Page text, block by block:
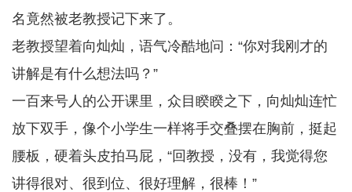
名竟然被老教授记下来了。
老教授望着向灿灿，语气冷酷地问：“你对我刚才的
讲解是有什么想法吗？”
一百来号人的公开课里，众目睽睽之下，向灿灿连忙
放下双手，像个小学生一样将手交叠摆在胸前，挺起
腰板，硬着头皮拍马屁，“回教授，没有，我觉得您
讲得很对、很到位、很好理解，很棒！”